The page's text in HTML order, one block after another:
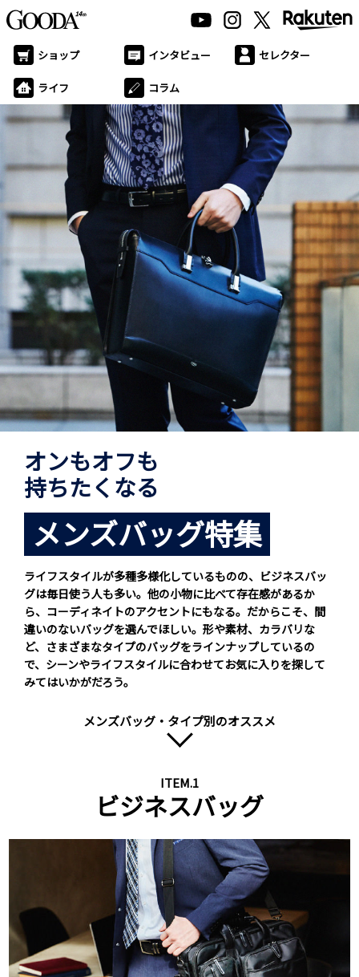
オンもオフも
持ちたくなる
メンズバッグ特集
ライフスタイルが多種多様化しているものの、ビジネスバッ
グは毎日使う人も多い。他の小物に比べて存在感があるか
ら、コーディネイトのアクセントにもなる。だからこそ、間
違いのないバッグを選んでほしい。形や素材、カラバリな
ど、さまざまなタイプのバッグをラインナップしているの
で、シーンやライフスタイルに合わせてお気に入りを探して
みてはいかがだろう。
メンズバッグ・タイプ別のオススメ
ITEM.1
ビジネスバッグ
ショップ インタビュー セレクター
ライフ コラム